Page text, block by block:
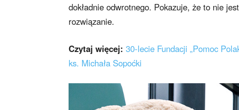
dokładnie odwrotnego. Pokazuje, że to nie
rozwiązanie.
Czytaj więcej: 30-lecie Fundacji „Pomoc
ks. Michała Sopoćki